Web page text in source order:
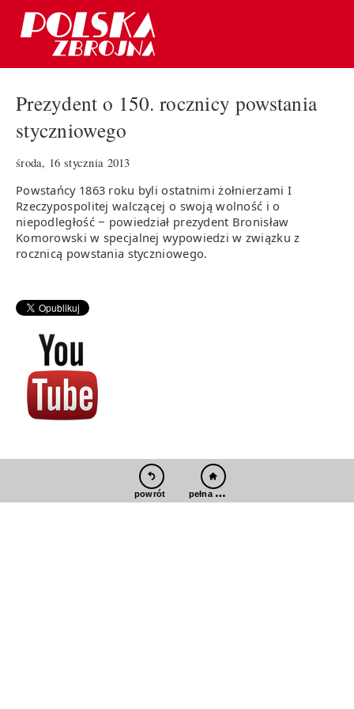
Prezydent o 150. rocznicy powstania
styczniowego
środa, 16 stycznia 2013
Powstańcy 1863 roku byli ostatnimi żołnierzami I
Rzeczypospolitej walczącej o swoją wolność i o
niepodległość − powiedział prezydent Bronisław
Komorowski w specjalnej wypowiedzi w związku z
rocznicą powstania styczniowego.
powrót pełna wersja